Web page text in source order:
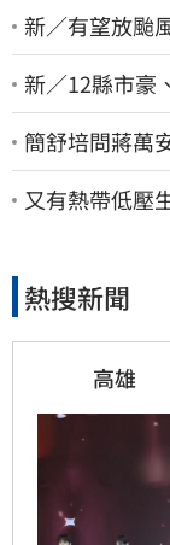
新／有望放颱
新／12縣市豪
簡舒培問蔣萬
北市長，還是
又有熱帶低壓
熱搜新聞
高雄